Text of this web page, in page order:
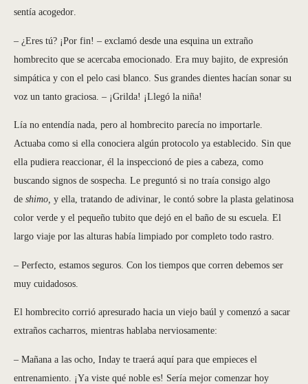
sentía acogedor.
– ¿Eres tú? ¡Por fin! – exclamó desde una esquina un extraño
hombrecito que se acercaba emocionado. Era muy bajito, de expresión
simpática y con el pelo casi blanco. Sus grandes dientes hacían sonar su
voz un tanto graciosa. – ¡Grilda! ¡Llegó la niña!
Lía no entendía nada, pero al hombrecito parecía no importarle.
Actuaba como si ella conociera algún protocolo ya establecido. Sin que
ella pudiera reaccionar, él la inspeccionó de pies a cabeza, como
buscando signos de sospecha. Le preguntó si no traía consigo algo
de shimo, y ella, tratando de adivinar, le contó sobre la plasta gelatinosa
color verde y el pequeño tubito que dejó en el baño de su escuela. El
largo viaje por las alturas había limpiado por completo todo rastro.
– Perfecto, estamos seguros. Con los tiempos que corren debemos ser
muy cuidadosos.
El hombrecito corrió apresurado hacia un viejo baúl y comenzó a sacar
extraños cacharros, mientras hablaba nerviosamente:
– Mañana a las ocho, Inday te traerá aquí para que empieces el
entrenamiento. ¡Ya viste qué noble es! Sería mejor comenzar hoy